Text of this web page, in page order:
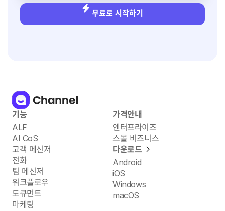
무료로 시작하기
기능
ALF
AI CoS
고객 메신저
전화
팀 메신저
워크플로우
도큐먼트
마케팅
가격안내
엔터프라이즈
스몰 비즈니스
다운로드
Android
iOS
Windows
macOS